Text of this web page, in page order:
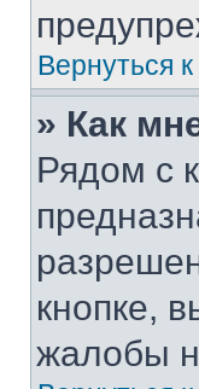
Вернуться
» Как
Рядом с
кнопке,
жалобы